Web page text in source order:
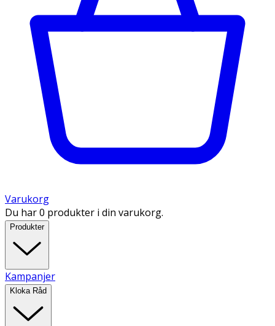
Varukorg
Du har 0 produkter i din varukorg.
Produkter
Kampanjer
Kloka Råd